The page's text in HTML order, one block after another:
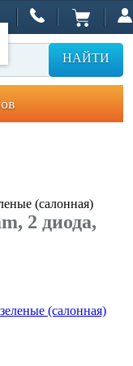
НАЙТИ
(салонная)
2 диода,